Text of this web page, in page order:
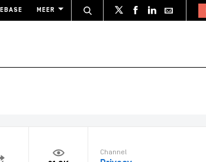
MEER
Channel